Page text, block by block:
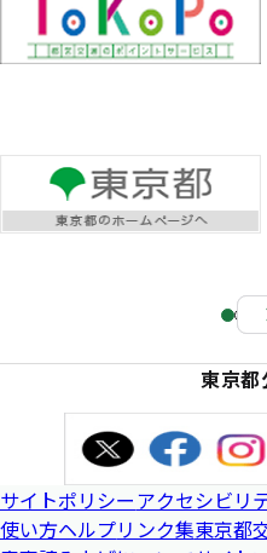
東京都
サイトポリシーアクセシビリ
使い方ヘルプリンク集東京都